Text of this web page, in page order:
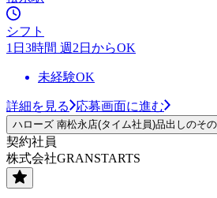
シフト
1日3時間 週2日からOK
未経験OK
詳細を見る 応募画面に進む
ハローズ 南松永店(タイム社員)品出しのそ
契約社員
株式会社GRANSTARTS